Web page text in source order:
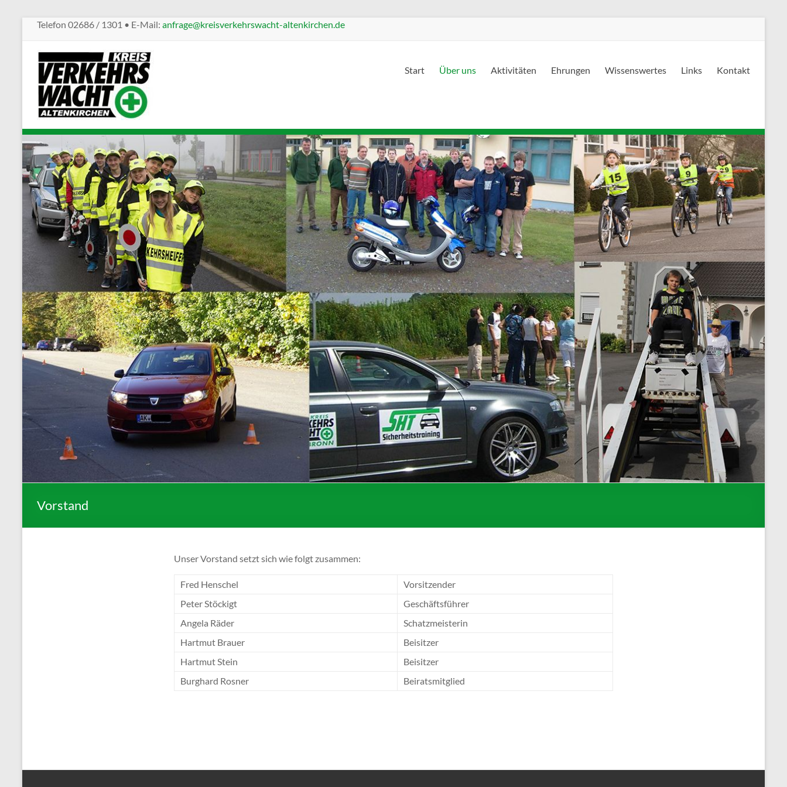
Telefon 02686 / 1301 • E-Mail: anfrage@kreisverkehrswacht-altenkirchen.de
Kreisverkehrswacht
Altenkirchen
Sicherheit
Straßenverkehr
Start Über uns Aktivitäten Ehrungen Wissenswertes Links Kontakt
Vorstand
Unser Vorstand setzt sich wie folgt zusammen:
Fred Henschel
Vorsitzender
Peter Stöckigt
Geschäftsführer
Angela Räder
Schatzmeisterin
Hartmut Brauer
Beisitzer
Hartmut Stein
Beisitzer
Burghard Rosner
Beiratsmitglied